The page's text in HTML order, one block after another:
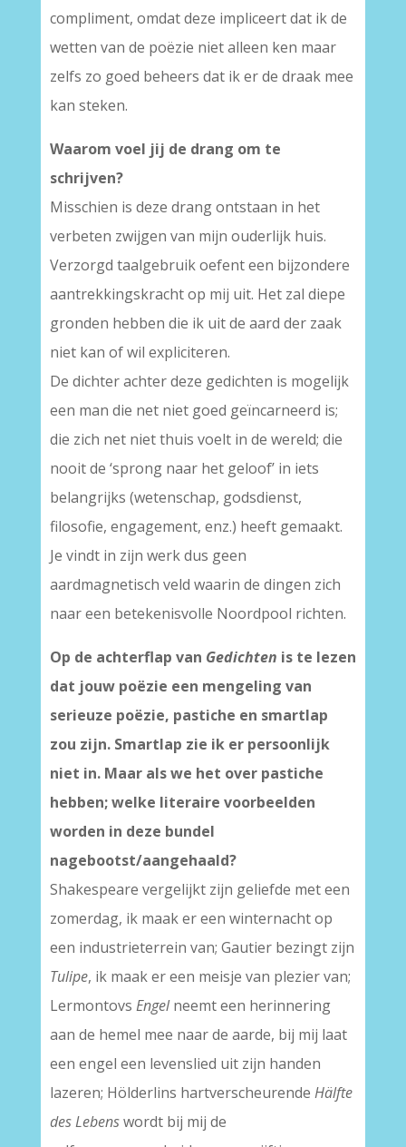
compliment, omdat deze impliceert dat ik de
wetten van de poëzie niet alleen ken maar
zelfs zo goed beheers dat ik er de draak mee
kan steken.
Waarom voel jij de drang om te
schrijven?
Misschien is deze drang ontstaan in het
verbeten zwijgen van mijn ouderlijk huis.
Verzorgd taalgebruik oefent een bijzondere
aantrekkingskracht op mij uit. Het zal diepe
gronden hebben die ik uit de aard der zaak
niet kan of wil expliciteren.
De dichter achter deze gedichten is mogelijk
een man die net niet goed geïncarneerd is;
die zich net niet thuis voelt in de wereld; die
nooit de ‘sprong naar het geloof’ in iets
belangrijks (wetenschap, godsdienst,
filosofie, engagement, enz.) heeft gemaakt.
Je vindt in zijn werk dus geen
aardmagnetisch veld waarin de dingen zich
naar een betekenisvolle Noordpool richten.
Op de achterflap van Gedichten is te lezen
dat jouw poëzie een mengeling van
serieuze poëzie, pastiche en smartlap
zou zijn. Smartlap zie ik er persoonlijk
niet in. Maar als we het over pastiche
hebben; welke literaire voorbeelden
worden in deze bundel
nagebootst/aangehaald?
Shakespeare vergelijkt zijn geliefde met een
zomerdag, ik maak er een winternacht op
een industrieterrein van; Gautier bezingt zijn
Tulipe, ik maak er een meisje van plezier van;
Lermontovs Engelneemt een herinnering
aan de hemel mee naar de aarde, bij mij laat
een engel een levenslied uit zijn handen
lazeren; Hölderlins hartverscheurende Hälfte
des Lebenswordt bij mij de